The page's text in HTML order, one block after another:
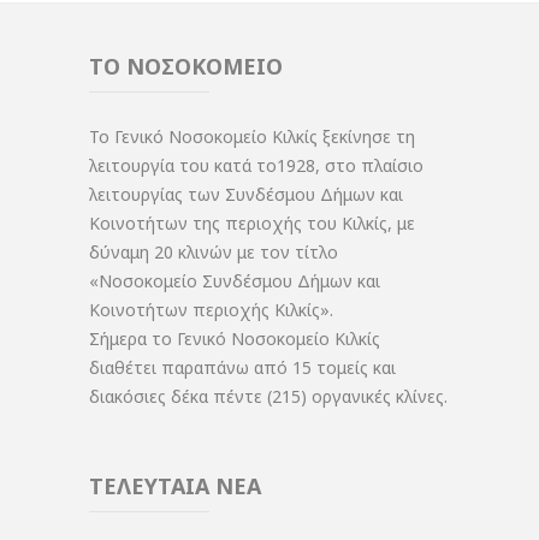
ΤΟ ΝΟΣΟΚΟΜΕΙΟ
Το Γενικό Νοσοκομείο Κιλκίς ξεκίνησε τη
λειτουργία του κατά το1928, στο πλαίσιο
λειτουργίας των Συνδέσμου Δήμων και
Κοινοτήτων της περιοχής του Κιλκίς, με
δύναμη 20 κλινών με τον τίτλο
«Νοσοκομείο Συνδέσμου Δήμων και
Κοινοτήτων περιοχής Κιλκίς».
Σήμερα το Γενικό Νοσοκομείο Κιλκίς
διαθέτει παραπάνω από 15 τομείς και
διακόσιες δέκα πέντε (215) οργανικές κλίνες.
ΤΕΛΕΥΤΑΙΑ ΝΕΑ